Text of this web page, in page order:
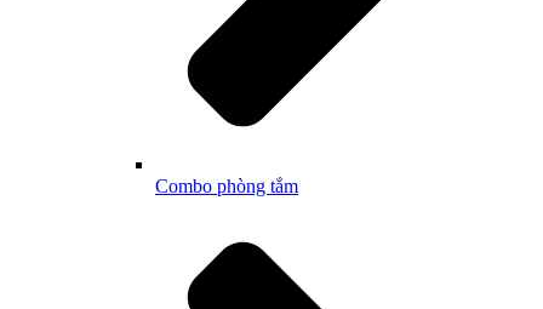
Combo phòng tắm